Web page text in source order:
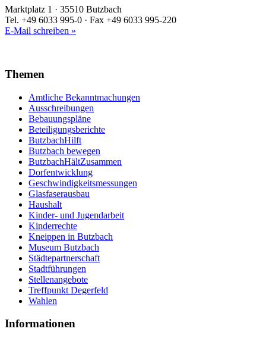
Marktplatz 1 · 35510 Butzbach
Tel. +49 6033 995-0 · Fax +49 6033 995-220
E-Mail schreiben »
Themen
Amtliche Bekanntmachungen
Ausschreibungen
Bebauungspläne
Beteiligungsberichte
ButzbachHilft
Butzbach bewegen
ButzbachHältZusammen
Dorfentwicklung
Geschwindigkeitsmessungen
Glasfaserausbau
Haushalt
Kinder- und Jugendarbeit
Kinderrechte
Kneippen in Butzbach
Museum Butzbach
Städtepartnerschaft
Stadtführungen
Stellenangebote
Treffpunkt Degerfeld
Wahlen
Informationen